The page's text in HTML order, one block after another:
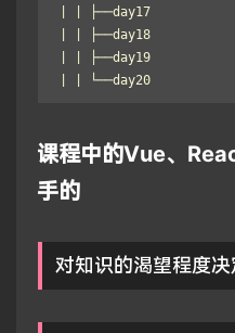
| | ├──day17
| | ├──day18
| | ├──day19
| | └──day20
课程中的Vue、
手的
对知识的渴望程度